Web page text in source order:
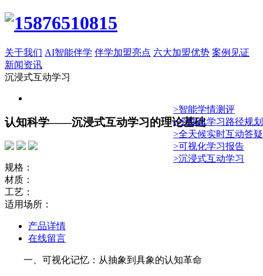
关于我们 AI智能伴学 伴学加盟亮点 六大加盟优势 案例见证
新闻资讯
沉浸式互动学习
>智能学情测评
>个性化学习路径规划
>全天候实时互动答疑
>可视化学习报告
>沉浸式互动学习
认知科学——沉浸式互动学习的理论基础
规格：
材质：
工艺：
适用场所：
产品详情
在线留言
一、可视化记忆：从抽象到具象的认知革命